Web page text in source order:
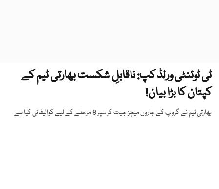
ٹی ٹوئنٹی ورلڈ کپ: ناقابلِ شکست بھارتی ٹیم کے
کپتان کا بڑا بیان!
بھارتی ٹیم نے گروپ کے چاروں میچز جیت کر سپر 8 مرحلے کے لیے کوالیفائی کیا ہے